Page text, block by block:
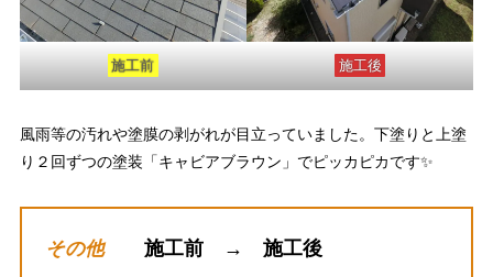
施工前 施工後
風雨等の汚れや塗膜の剥がれが目立っていました。下塗りと上塗
り２回ずつの塗装「キャビアブラウン」でピッカピカです✨
その他 施工前 → 施工後